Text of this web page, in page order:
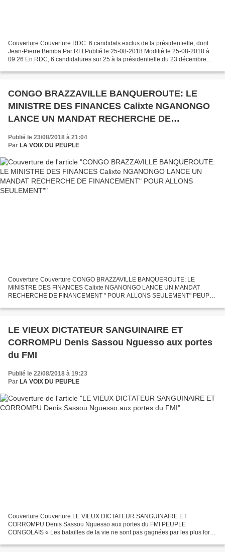
Couverture Couverture RDC: 6 candidats exclus de la présidentielle, dont
Jean-Pierre Bemba Par RFI Publié le 25-08-2018 Modifié le 25-08-2018 à
09:26 En RDC, 6 candidatures sur 25 à la présidentielle du 23 décembre
CONGO BRAZZAVILLE BANQUEROUTE: LE
MINISTRE DES FINANCES Calixte NGANONGO
LANCE UN MANDAT RECHERCHE DE
Publié le 23/08/2018 à 21:04
Par LA VOIX DU PEUPLE
Couverture Couverture CONGO BRAZZAVILLE BANQUEROUTE: LE
MINISTRE DES FINANCES Calixte NGANONGO LANCE UN MANDAT
RECHERCHE DE FINANCEMENT " POUR ALLONS SEULEMENT" PEUPLE
ni par...
LE VIEUX DICTATEUR SANGUINAIRE ET
CORROMPU Denis Sassou Nguesso aux portes
du FMI
Publié le 22/08/2018 à 19:23
Par LA VOIX DU PEUPLE
Couverture Couverture LE VIEUX DICTATEUR SANGUINAIRE ET
CORROMPU Denis Sassou Nguesso aux portes du FMI PEUPLE
CONGOLAIS « Les batailles de la vie ne sont pas gagnées par les plus forts,